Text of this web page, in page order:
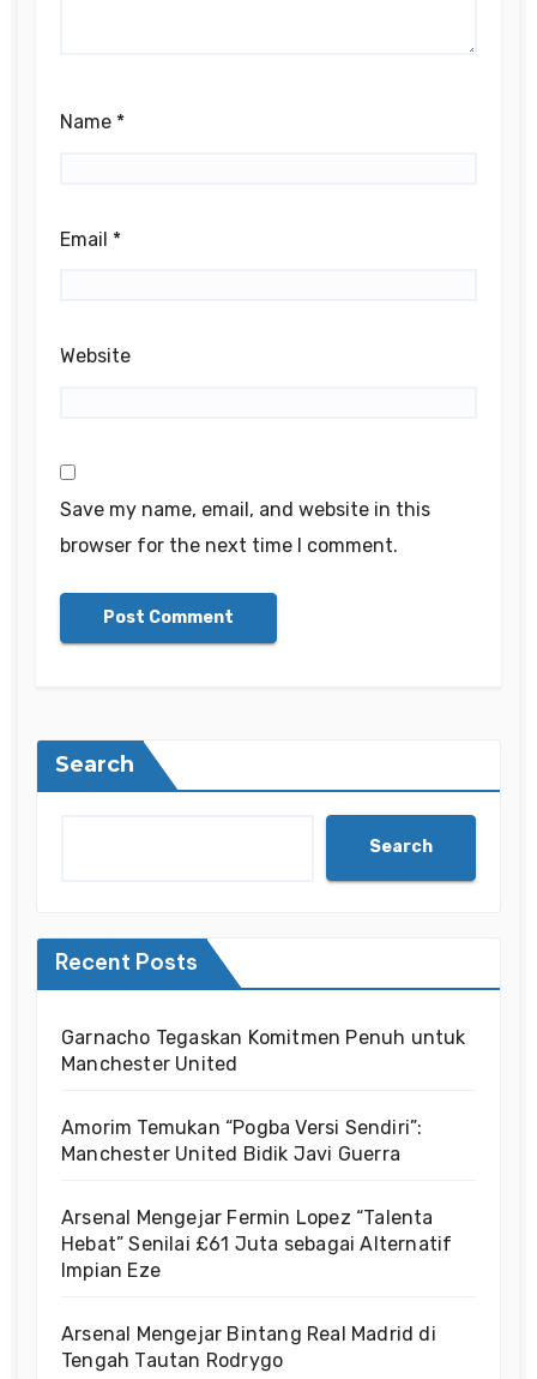
Name *
Email *
Website
Save my name, email, and website in this
browser for the next time I comment.
Search
Search
Recent Posts
Garnacho Tegaskan Komitmen Penuh untuk
Manchester United
Amorim Temukan “Pogba Versi Sendiri”:
Manchester United Bidik Javi Guerra
Arsenal Mengejar Fermin Lopez “Talenta
Hebat” Senilai £61 Juta sebagai Alternatif
Impian Eze
Arsenal Mengejar Bintang Real Madrid di
Tengah Tautan Rodrygo